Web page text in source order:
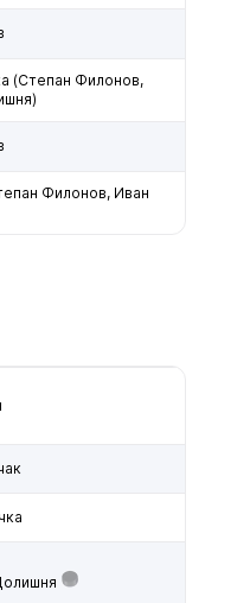
(Степан Филонов,
Филонов, Иван